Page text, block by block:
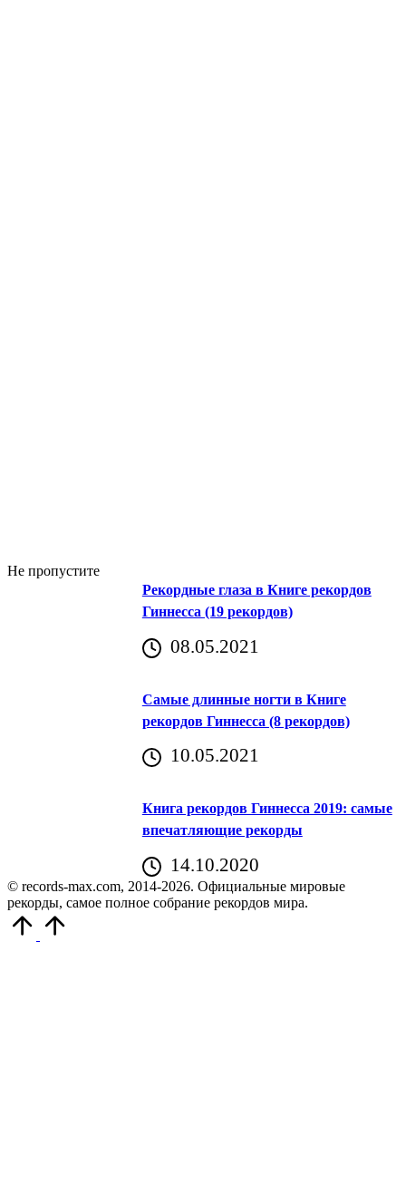
Не пропустите
Рекордные глаза в Книге рекордов
Гиннесса (19 рекордов)
08.05.2021
Самые длинные ногти в Книге
рекордов Гиннесса (8 рекордов)
10.05.2021
Книга рекордов Гиннесса 2019: самые
впечатляющие рекорды
14.10.2020
© records-max.com, 2014-2026. Официальные мировые
рекорды, самое полное собрание рекордов мира.